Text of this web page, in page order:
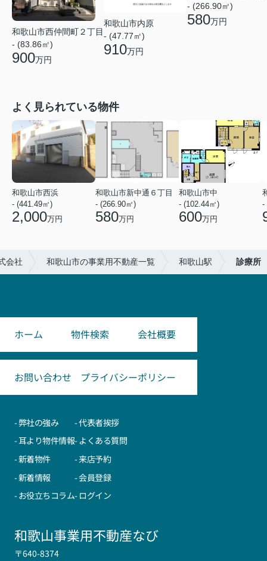
和歌山市西仲間町２丁目
- (83.86㎡)
900万円
和歌山市内原
- (47.77㎡)
910万円
- (266.90㎡)
580万円
よく見られている物件
和歌山市西浜
- (441.49㎡)
2,000万円
和歌山市新中通６丁目
- (266.90㎡)
580万円
和歌山市中
- (102.44㎡)
600万円
-
会社 和歌山市の事業用不動産一覧 和歌山駅 診療所
ホーム 物件検索 会社概要
お問い合わせ プライバシーポリシー
- 弊社の強み
- 耳より物件情報
- 新着物件
- 新着情報
- お役立ちコラム
- 代表者挨拶
- よくある質問
- 来店予約
- 会員登録
- ログイン
和歌山事業用不動産なび
〒640-8374